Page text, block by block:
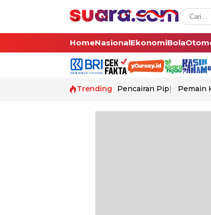
HomeNasionalEkonomiBola
Trending Pencairan Pip Pemain